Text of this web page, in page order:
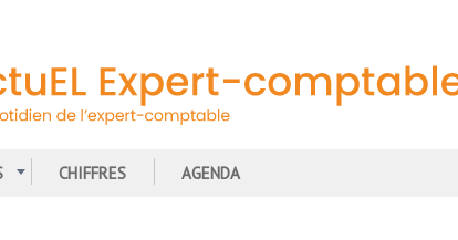
CHIFFRES AGENDA